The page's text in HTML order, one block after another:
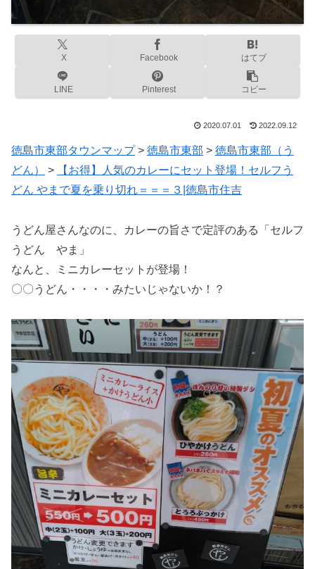
X Facebook はてブ
LINE Pinterest コピー
2020.07.01 2022.09.12
徳島市東部タウンマップ> 徳島市東部 > 徳島市東部（う
どん）
>
【お得】人気のカレーにセット登場！セルフう
どん やまで夏を乗り切れ＝＝＝３|徳島市住吉
うどん屋さんなのに、カレーの旨さで定評のある「セルフ
うどん やま」
なんと、ミニカレーセットが登場！
〇〇うどん・・・・みたいじゃないか！？